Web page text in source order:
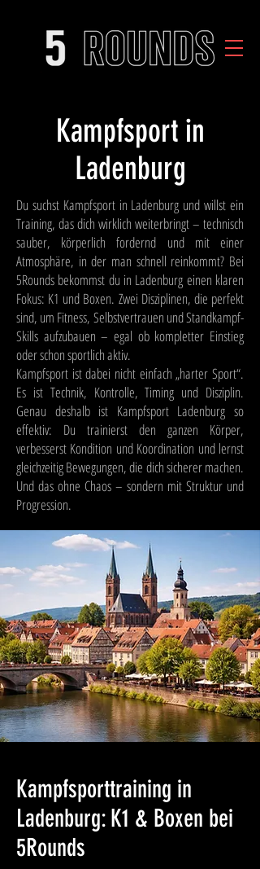
Kampfsport in
Ladenburg
Du suchst Kampfsport in Ladenburg und willst ein
Training, das dich wirklich weiterbringt – technisch
sauber, körperlich fordernd und mit einer
Atmosphäre, in der man schnell reinkommt? Bei
5Rounds bekommst du in Ladenburg einen klaren
Fokus: K1 und Boxen. Zwei Disziplinen, die perfekt
sind, um Fitness, Selbstvertrauen und Standkampf-
Skills aufzubauen – egal ob kompletter Einstieg
oder schon sportlich aktiv.
Kampfsport ist dabei nicht einfach „harter Sport“.
Es ist Technik, Kontrolle, Timing und Disziplin.
Genau deshalb ist Kampfsport Ladenburg so
effektiv: Du trainierst den ganzen Körper,
verbesserst Kondition und Koordination und lernst
gleichzeitig Bewegungen, die dich sicherer machen.
Und das ohne Chaos – sondern mit Struktur und
Progression.
Kampfsporttraining in
Ladenburg: K1 & Boxen bei
5Rounds